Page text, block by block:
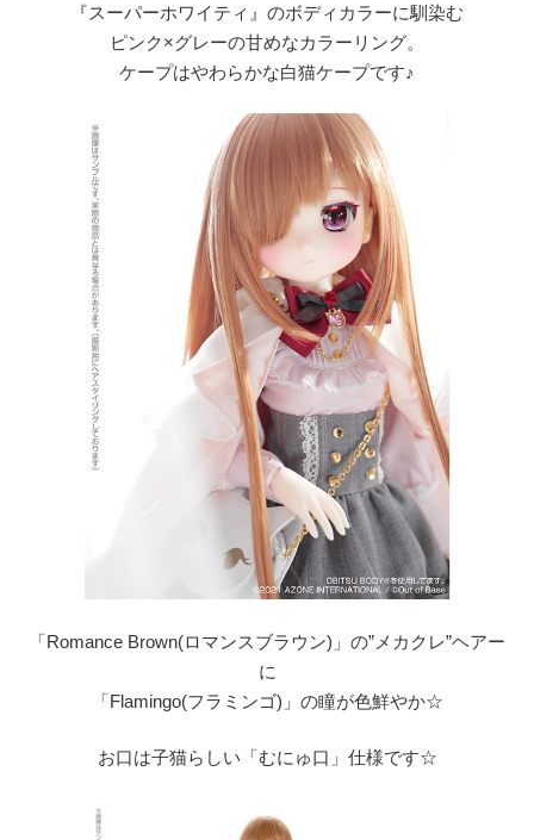
『スーパーホワイティ』のボディカラーに馴染む
ピンク×グレーの甘めなカラーリング。
ケープはやわらかな白猫ケープです♪
「Romance Brown(ロマンスブラウン)」の”メカクレ”ヘアー
に
「Flamingo(フラミンゴ)」の瞳が色鮮やか☆
お口は子猫らしい「むにゅ口」仕様です☆